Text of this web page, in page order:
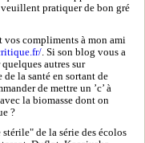
pratiquer de bon gré
vos compliments à mon ami
. Si son blog vous a
autres sur
de la santé en sortant de
de mettre un ’c’ à
la biomasse dont on
?
de la série des écolos